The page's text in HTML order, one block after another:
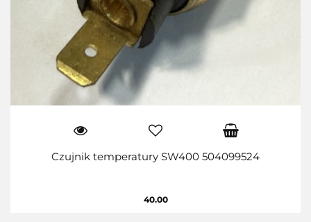
Czujnik temperatury SW400 504099524
40.00